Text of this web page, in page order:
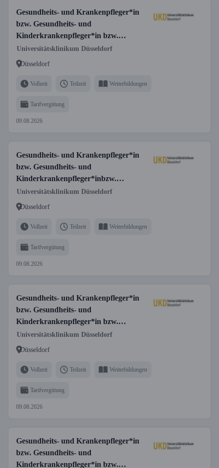
Gesundheits- und Krankenpfleger*in
bzw. Gesundheits- und
Kinderkrankenpfleger*in bzw.
Fachgesundheits- und
Krankenpfleger*in für Anästhesie und
und Kinderkrankenpfleger*in für
Universitätsklinikum Düsseldorf
Düsseldorf
Vollzeit Teilzeit Weiterbildungen
Tarifvergütung
09.08.2026
Gesundheits- und Krankenpfleger*in
bzw. Gesundheits- und
Kinderkrankenpfleger*inbzw.
Fachgesundheits- und
Krankenpfleger*in für Onkologie bzw.
Kinderkrankenpfleger*in für Onkologie
Vollzeit/Teilzeit
Universitätsklinikum Düsseldorf
Düsseldorf
Vollzeit Teilzeit Weiterbildungen
Tarifvergütung
09.08.2026
Gesundheits- und Krankenpfleger*in
bzw. Gesundheits- und
Kinderkrankenpfleger*in bzw.
Fachgesundheits- und
Krankenpfleger*in für Anästhesie und
und Kinderkrankenpfleger*in für
Universitätsklinikum Düsseldorf
Düsseldorf
Vollzeit Teilzeit Weiterbildungen
Tarifvergütung
09.08.2026
Gesundheits- und Krankenpfleger*in
bzw. Gesundheits- und
Kinderkrankenpfleger*in bzw.